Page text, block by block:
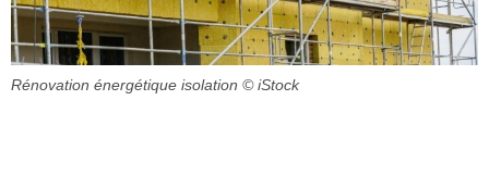
Rénovation énergétique isolation © iStock